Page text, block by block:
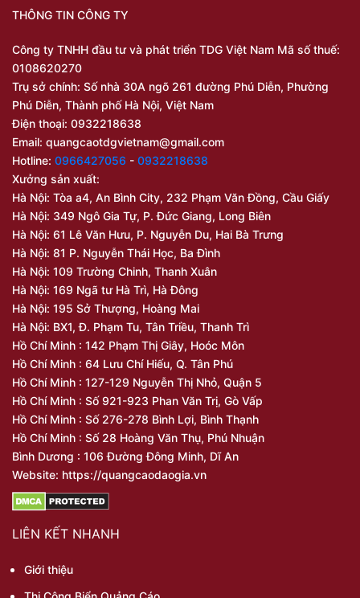
THÔNG TIN CÔNG TY
Công ty TNHH đầu tư và phát triển TDG Việt Nam Mã số thuế:
0108620270
Trụ sở chính: Số nhà 30A ngõ 261 đường Phú Diễn, Phường
Phú Diễn, Thành phố Hà Nội, Việt Nam
Điện thoại: 0932218638
Email: quangcaotdgvietnam@gmail.com
Hotline: 0966427056 - 0932218638
Xưởng sản xuất:
Hà Nội: Tòa a4, An Bình City, 232 Phạm Văn Đồng, Cầu Giấy
Hà Nội: 349 Ngô Gia Tự, P. Đức Giang, Long Biên
Hà Nội: 61 Lê Văn Hưu, P. Nguyễn Du, Hai Bà Trưng
Hà Nội: 81 P. Nguyễn Thái Học, Ba Đình
Hà Nội: 109 Trường Chinh, Thanh Xuân
Hà Nội: 169 Ngã tư Hà Trì, Hà Đông
Hà Nội: 195 Sở Thượng, Hoàng Mai
Hà Nội: BX1, Đ. Phạm Tu, Tân Triều, Thanh Trì
Hồ Chí Minh : 142 Phạm Thị Giây, Hoóc Môn
Hồ Chí Minh : 64 Lưu Chí Hiếu, Q. Tân Phú
Hồ Chí Minh : 127-129 Nguyễn Thị Nhỏ, Quận 5
Hồ Chí Minh : Số 921-923 Phan Văn Trị, Gò Vấp
Hồ Chí Minh : Số 276-278 Bình Lợi, Bình Thạnh
Hồ Chí Minh : Số 28 Hoàng Văn Thụ, Phú Nhuận
Bình Dương : 106 Đường Đông Minh, Dĩ An
Website: https://quangcaodaogia.vn
LIÊN KẾT NHANH
Giới thiệu